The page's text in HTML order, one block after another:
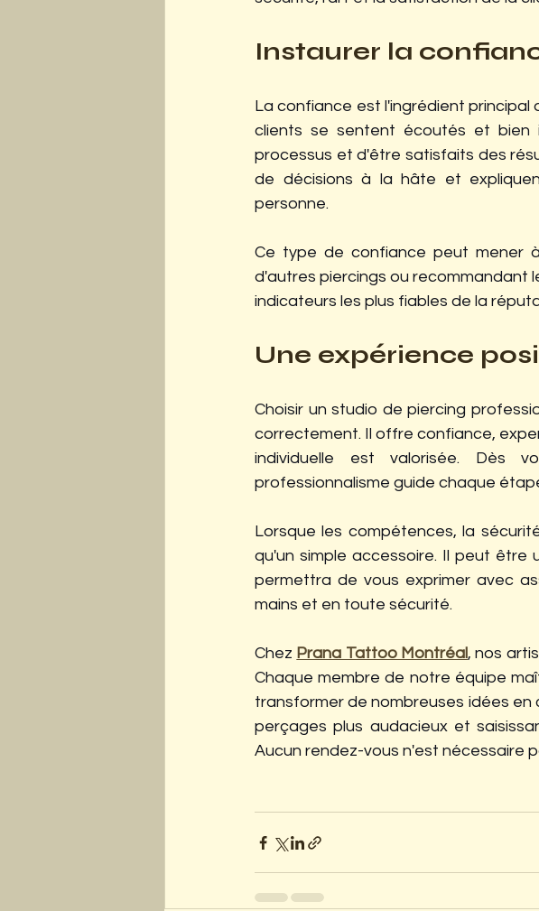
Instaurer la
La confiance est l'ingrédient
clients se sentent écoutés et bien
processus et d'être satisfaits des
de décisions à la hâte et
personne.
Ce type de confiance peut mener
d'autres piercings ou recommandant
indicateurs les plus fiables de la
Une expérience
Choisir un studio de piercing
correctement. Il offre confiance,
individuelle est valorisée. Dès
professionnalisme guide chaque
Lorsque les compétences, la
qu'un simple accessoire. Il peut être
permettra de vous exprimer avec
mains et en toute sécurité.
Chez Prana Tattoo Montréal, nos
Chaque membre de notre équipe
transformer de nombreuses idées
perçages plus audacieux et
Aucun rendez-vous n'est nécessaire